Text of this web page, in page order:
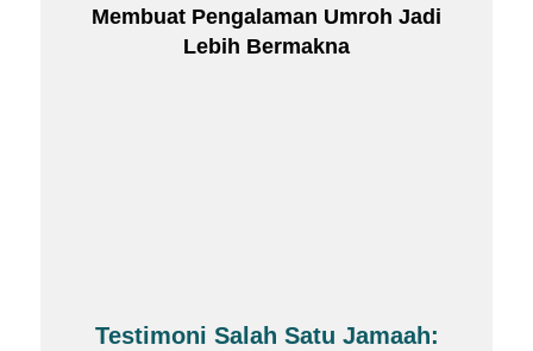
Membuat Pengalaman Umroh Jadi
Lebih Bermakna
Testimoni Salah Satu Jamaah: